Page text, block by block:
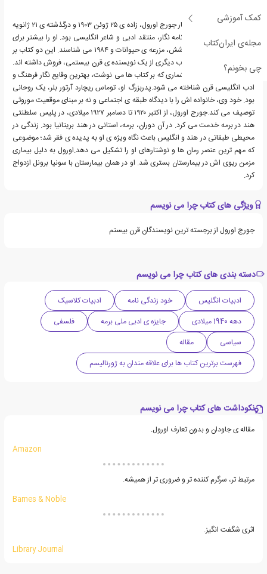
کمک آموزشی
مجله‌ی ایران‌کتاب
چی بخونم؟
اریک آرتور بلر با نام مستعار جورج اورول، زاده ی ۲۵ ژوئن ۱۹۰۳ و درگذشته ی ۲۱ ژانویه
۱۹۵۰، داستان نویس، روزنامه نگار، منتقد ادبی و شاعر انگلیسی بود. او را بیشتر برای
دو رمان سرشناس و پرفروشش، مزرعه ی حیوانات و ۱۹۸۴ می شناسند. این دو کتاب بر
روی هم بیش از هر دو کتاب دیگری از یک نویسنده ی قرن بیستمی، فروش داشته اند.
او همچنین با نقدهای پرشماری که بر کتاب ها می نوشت، بهترین وقایع نگار فرهنگ و
ادب انگلیسی قرن شناخته می شود.پدربزرگ او، توماس ریچارد آرتور بلر، یک روحانی
بود. خود وی، خانواده اش را با دیدگاه طبقه ی اجتماعی و نه بر مبنای موقعیت موروثی
توصیف می کند.جورج اورول، از اکتبر ۱۹۲۰ تا دسامبر ۱۹۲۷ میلادی، در پلیس سلطنتی
هند در برمه خدمت می کرد. در آن دوران، برمه، استانی در هند بریتانیا بود. زندگی در
محیطی طبقاتی در هند و انگلیس باعث نگاه ویژه ی او به پدیده ی فقر شد؛ موضوعی
که مهم ترین عنصر رمان ها و نوشتارهای او را تشکیل می دهد.اورول به دلیل بیماری
مزمن ریوی اش در بیمارستان بستری شد. او در همان بیمارستان با سونیا برونل ازدواج
کرد.
ویژگی های کتاب چرا می نویسم
جورج اورول از برجسته ترین نویسندگان قرن بیستم
دسته بندی های کتاب چرا می نویسم
ادبیات انگلیس خود زندگی نامه
ادبیات کلاسیک
دهه 1940 میلادی
جایزه ی ادبی ملی برمه
فلسفی
سیاسی
مقاله
فهرست برترین کتاب ها برای علاقه مندان به ژورنالیسم
نکوداشت های کتاب چرا می نویسم
مقاله ی جاودان و بدون تعارف اورول.
Amazon
مرتبط تر، سرگرم کننده تر و ضروری تر از همیشه.
Barnes & Noble
اثری شگفت انگیز.
Library Journal